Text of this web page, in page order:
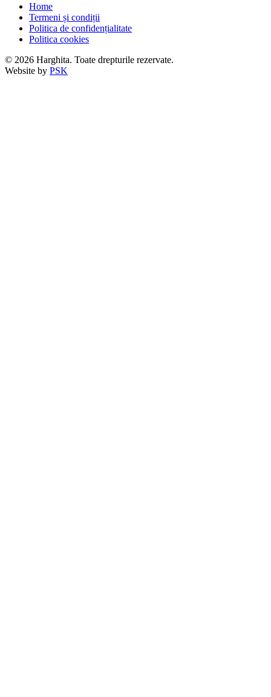
Home
Termeni și condiții
Politica de confidențialitate
Politica cookies
© 2026 Harghita. Toate drepturile rezervate.
Website by PSK